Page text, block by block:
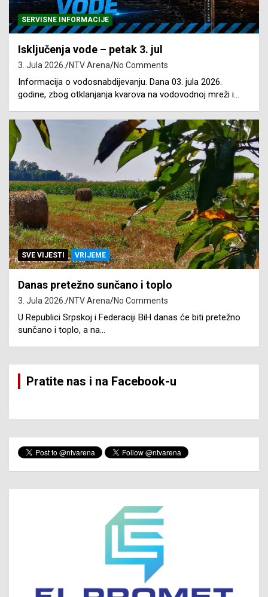
SERVISNE INFORMACIJE
Isključenja vode – petak 3. jul
3. Jula 2026. NTV Arena No Comments
Informacija o vodosnabdijevanju. Dana 03. jula 2026.
godine, zbog otklanjanja kvarova na vodovodnoj mreži i…
SVE VIJESTI VRIJEME
Danas pretežno sunčano i toplo
3. Jula 2026. NTV Arena No Comments
U Republici Srpskoj i Federaciji BiH danas će biti pretežno
sunčano i toplo, a na…
Pratite nas i na Facebook-u